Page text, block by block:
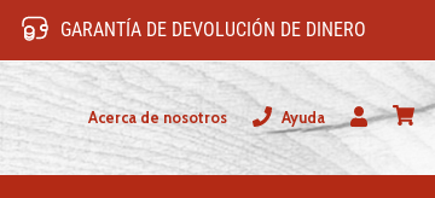
GARANTÍA DE DEVOLUCIÓN DE DINERO
Acerca de nosotros
Ayuda
Usuario